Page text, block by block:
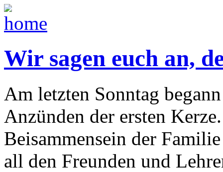
Wir sagen euch an,
Am letzten Sonntag
Anzünden der ersten
Beisammensein der
all den Freunden und